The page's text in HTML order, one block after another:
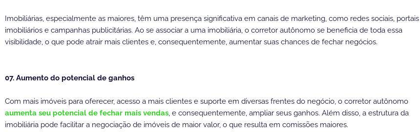
Imobiliárias, especialmente as maiores, têm uma presença significativa em canais de marketing, como redes sociais, portais
imobiliários e campanhas publicitárias. Ao se associar a uma imobiliária, o corretor autônomo se beneficia de toda essa
visibilidade, o que pode atrair mais clientes e, consequentemente, aumentar suas chances de fechar negócios.
07. Aumento do potencial de ganhos
Com mais imóveis para oferecer, acesso a mais clientes e suporte em diversas frentes do negócio, o corretor autônomo
aumenta seu potencial de fechar mais vendas, e consequentemente, ampliar seus ganhos. Além disso, a estrutura da
imobiliária pode facilitar a negociação de imóveis de maior valor, o que resulta em comissões maiores.